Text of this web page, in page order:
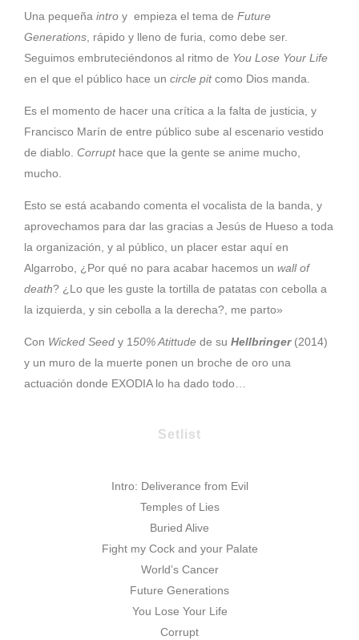
Una pequeña intro y empieza el tema de Future
Generations , rápido y lleno de furia, como debe ser.
Seguimos embruteciéndonos al ritmo de You Lose Your Life
en el que el público hace un circle pitcomo Dios manda.
Es el momento de hacer una crítica a la falta de justicia, y
Francisco Marín de entre público sube al escenario vestido
de diablo. Corrupthace que la gente se anime mucho,
mucho.
Esto se está acabando comenta el vocalista de la banda, y
aprovechamos para dar las gracias a Jesús de Hueso a toda
la organización, y al público, un placer estar aquí en
Algarrobo, ¿Por qué no para acabar hacemos un wall of
death? ¿Lo que les guste la tortilla de patatas con cebolla a
la izquierda, y sin cebolla a la derecha?, me parto»
Con Wicked Seed y 150% Atittude de su Hellbringer (2014)
y un muro de la muerte ponen un broche de oro una
actuación donde EXODIA lo ha dado todo…
Setlist
Intro: Deliverance from Evil
Temples of Lies
Buried Alive
Fight my Cock and your Palate
World’s Cancer
Future Generations
You Lose Your Life
Corrupt